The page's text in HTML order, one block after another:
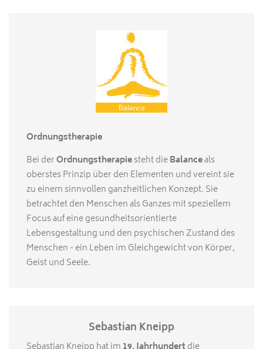
Ordnungstherapie
Bei derOrdnungstherapiesteht dieBalanceals
oberstes Prinzip über den Elementen und vereint sie
zu einem sinnvollen ganzheitlichen Konzept. Sie
betrachtet den Menschen als Ganzes mit speziellem
Focus auf eine gesundheitsorientierte
Lebensgestaltung und den psychischen Zustand des
Menschen - ein Leben im Gleichgewicht von Körper,
Geist und Seele.
Sebastian Kneipp